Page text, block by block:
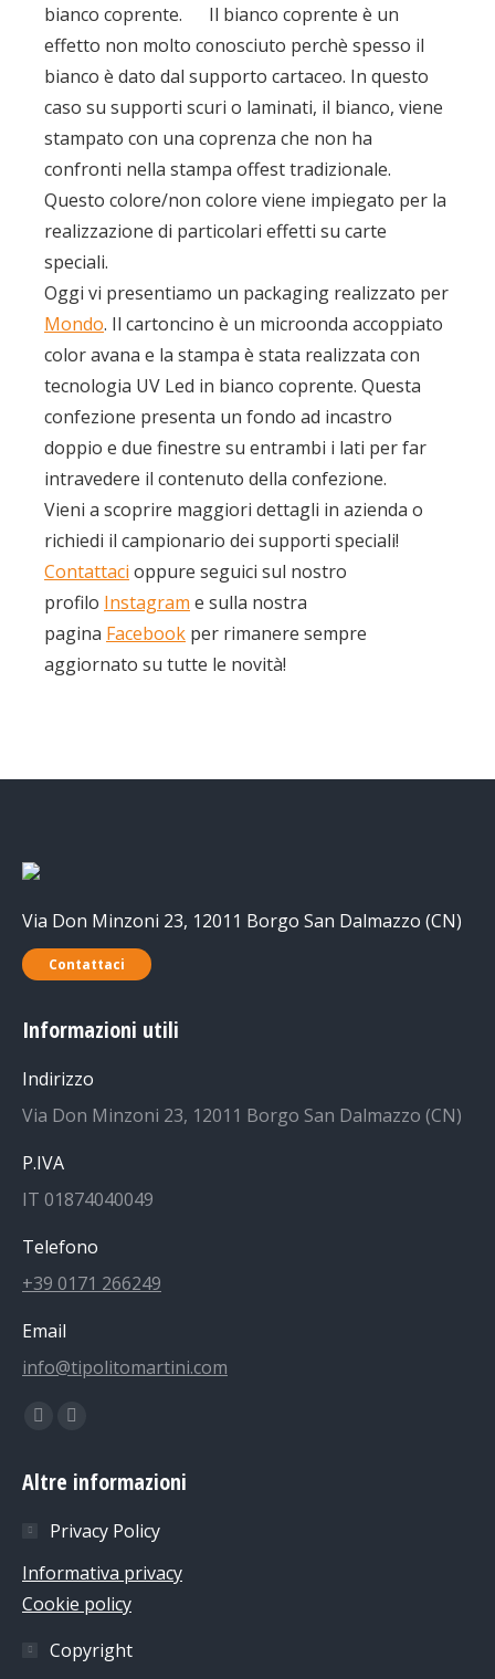
bianco coprente. Il bianco coprente è un
effetto non molto conosciuto perchè spesso il
bianco è dato dal supporto cartaceo. In questo
caso su supporti scuri o laminati, il bianco, viene
stampato con una coprenza che non ha
confronti nella stampa offest tradizionale.
Questo colore/non colore viene impiegato per la
realizzazione di particolari effetti su carte
speciali.
Oggi vi presentiamo un packaging realizzato per
Mondo. Il cartoncino è un microonda accoppiato
color avana e la stampa è stata realizzata con
tecnologia UV Led in bianco coprente. Questa
confezione presenta un fondo ad incastro
doppio e due finestre su entrambi i lati per far
intravedere il contenuto della confezione.
Vieni a scoprire maggiori dettagli in azienda o
richiedi il campionario dei supporti speciali!
Contattaci oppure seguici sul nostro
profilo Instagram e sulla nostra
pagina Facebook per rimanere sempre
aggiornato su tutte le novità!
Via Don Minzoni 23, 12011 Borgo San Dalmazzo (CN)
Contattaci
Informazioni utili
Indirizzo
Via Don Minzoni 23, 12011 Borgo San Dalmazzo (CN)
P.IVA
IT 01874040049
Telefono
+39 0171 266249
Email
info@tipolitomartini.com
Find us on:
Facebook
opens
new
window
Instagram
opens
new
window
Altre informazioni
Privacy Policy
Informativa privacy
Cookie policy
Copyright